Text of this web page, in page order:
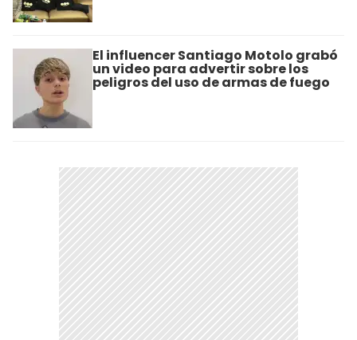
El influencer Santiago Motolo grabó
un video para advertir sobre los
peligros del uso de armas de fuego